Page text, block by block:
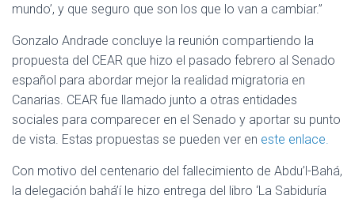
mundo’, y que seguro que son los que lo van a cambiar.”
Gonzalo Andrade concluye la reunión compartiendo la
propuesta del CEAR que hizo el pasado febrero al Senado
español para abordar mejor la realidad migratoria en
Canarias. CEAR fue llamado junto a otras entidades
sociales para comparecer en el Senado y aportar su punto
de vista. Estas propuestas se pueden ver en este enlace.
Con motivo del centenario del fallecimiento de Abdu’l-Bahá,
la delegación bahá’í le hizo entrega del libro ‘La Sabiduría